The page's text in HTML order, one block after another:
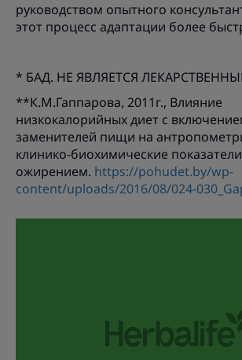
руководством опытного
этот процесс адаптации более
* БАД. НЕ ЯВЛЯЕТСЯ
**К.М.Гаппарова, 2011г., Влияние
низкокалорийных диет с
заменителей пищи на
клинико-биохимические
ожирением. https://pohudet.by/wp-
content/uploads/2016/08/024-